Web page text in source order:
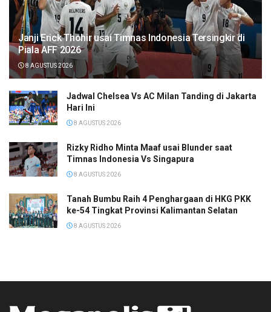
Janji Erick Thohir usai Timnas Indonesia Tersingkir di
Piala AFF 2026
8 AGUSTUS 2026
Jadwal Chelsea Vs AC Milan Tanding di Jakarta
Hari Ini
8 AGUSTUS 2026
Rizky Ridho Minta Maaf usai Blunder saat
Timnas Indonesia Vs Singapura
8 AGUSTUS 2026
Tanah Bumbu Raih 4 Penghargaan di HKG PKK
ke-54 Tingkat Provinsi Kalimantan Selatan
8 AGUSTUS 2026